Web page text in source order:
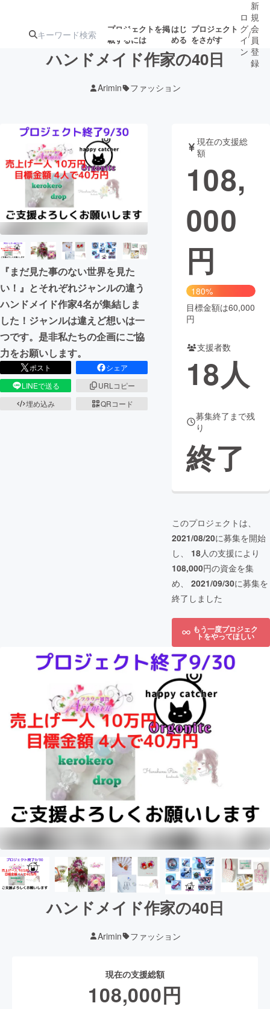
プロジェクトを掲
載するには
はじ
める
プロジェクト
をさがす
アート・写真
テクノロジー・ガジェット ゲーム・サ
映像・映画 書籍・雑誌
ビジネス・起業
まちづくり・地域活性化
CAMPFIRE for Social Good
CAMPFIREふるさと納税
コミュニティ
ロ
グ
イ
ン
/
新
規
会
員
登
録
ハンドメイド作家の40日
Arimin ファッション
『まだ見た事のない世界を見た
い！』とそれぞれジャンルの違う
ハンドメイド作家4名が集結しま
した！ジャンルは違えど想いは一
つです。是非私たちの企画にご協
力をお願いします。
ポスト
シェア
LINEで送る
URLコピー
埋め込み
QRコード
現在の支援総
額
108,
000
円
180%
目標金額は60,000
円
支援者数
18人
募集終了まで残
り
終了
このプロジェクトは、
2021/08/20に募集を開始
し、 18人の支援により
108,000円の資金を集
め、 2021/09/30に募集を
終了しました
もう一度プロジェク
トをやってほしい
ハンドメイド作家の40日
Arimin ファッション
現在の支援総額
108,000円